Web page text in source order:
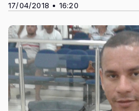
17/04/2018 • 16:20